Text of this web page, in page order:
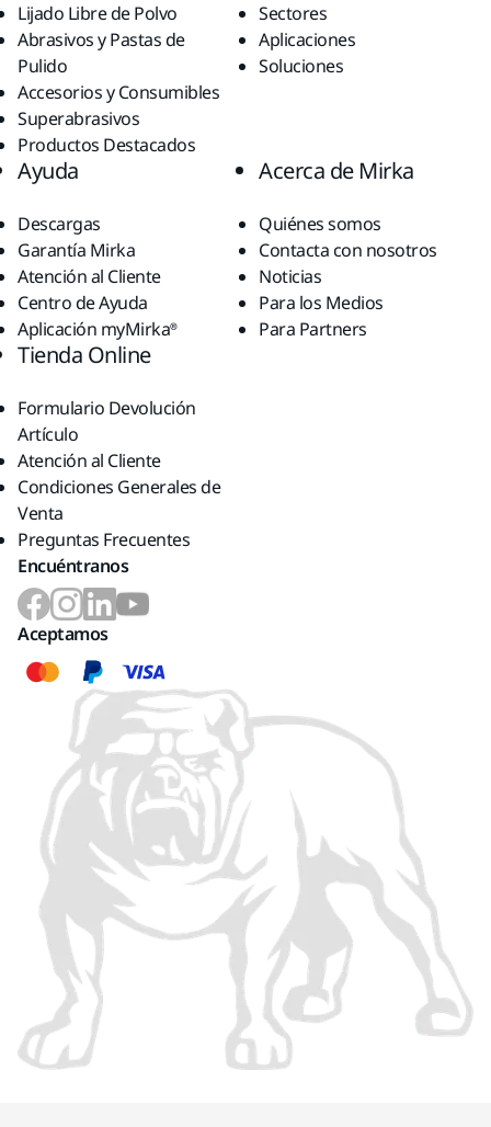
Lijado Libre de Polvo
Abrasivos y Pastas de
Pulido
Accesorios y Consumibles
Superabrasivos
Productos Destacados
Sectores
Aplicaciones
Soluciones
Ayuda
Descargas
Garantía Mirka
Atención al Cliente
Centro de Ayuda
Aplicación myMirka®
Acerca de Mirka
Quiénes somos
Contacta con nosotros
Noticias
Para los Medios
Para Partners
Tienda Online
Formulario Devolución
Artículo
Atención al Cliente
Condiciones Generales de
Venta
Preguntas Frecuentes
Encuéntranos
Aceptamos